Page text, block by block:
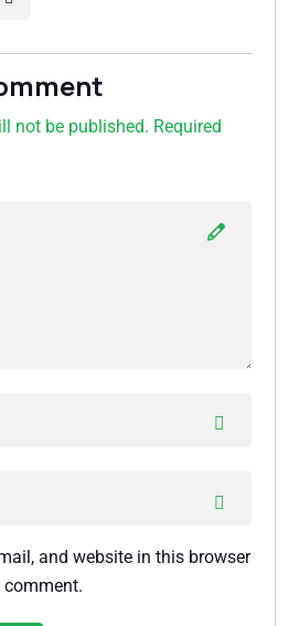
not be published. Required
and website in this browser